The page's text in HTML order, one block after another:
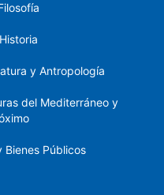
y Antropología
del Mediterráneo y
Bienes Públicos